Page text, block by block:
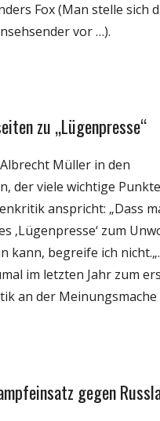
Fox (Man stelle sich
vor …).
zu „Lügenpresse“
Müller in den
der viele wichtige
anspricht: „Dass
‚Lügenpresse‘ zum
kann, begreife ich
im letzten Jahr zum
an der Meinungsmache
gegen